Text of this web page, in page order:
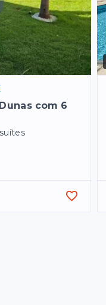
com 6
suítes